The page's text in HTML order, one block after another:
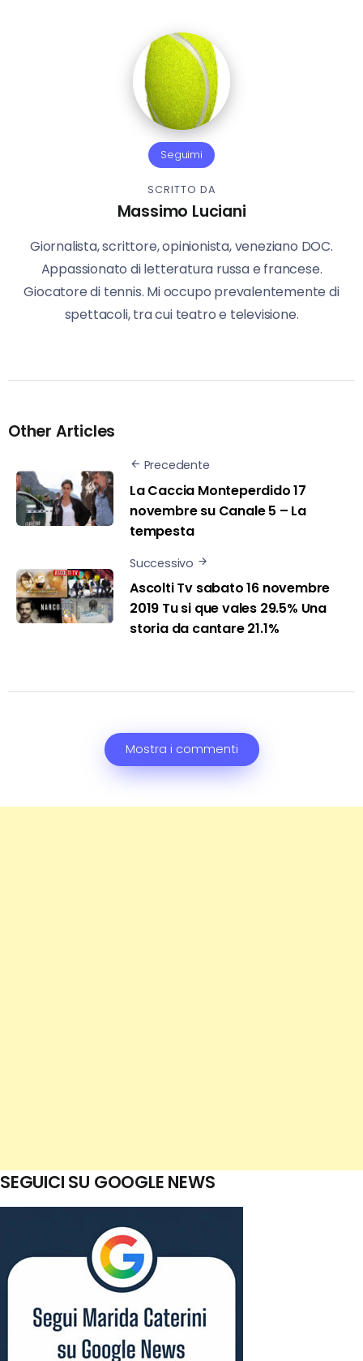
Seguimi
SCRITTO DA
Massimo Luciani
Giornalista, scrittore, opinionista, veneziano DOC.
Appassionato di letteratura russa e francese.
Giocatore di tennis. Mi occupo prevalentemente di
spettacoli, tra cui teatro e televisione.
Other Articles
Precedente
La Caccia Monteperdido 17
novembre su Canale 5 – La
tempesta
Successivo
Ascolti Tv sabato 16 novembre
2019 Tu si que vales 29.5% Una
storia da cantare 21.1%
Mostra i commenti
SEGUICI SU GOOGLE NEWS